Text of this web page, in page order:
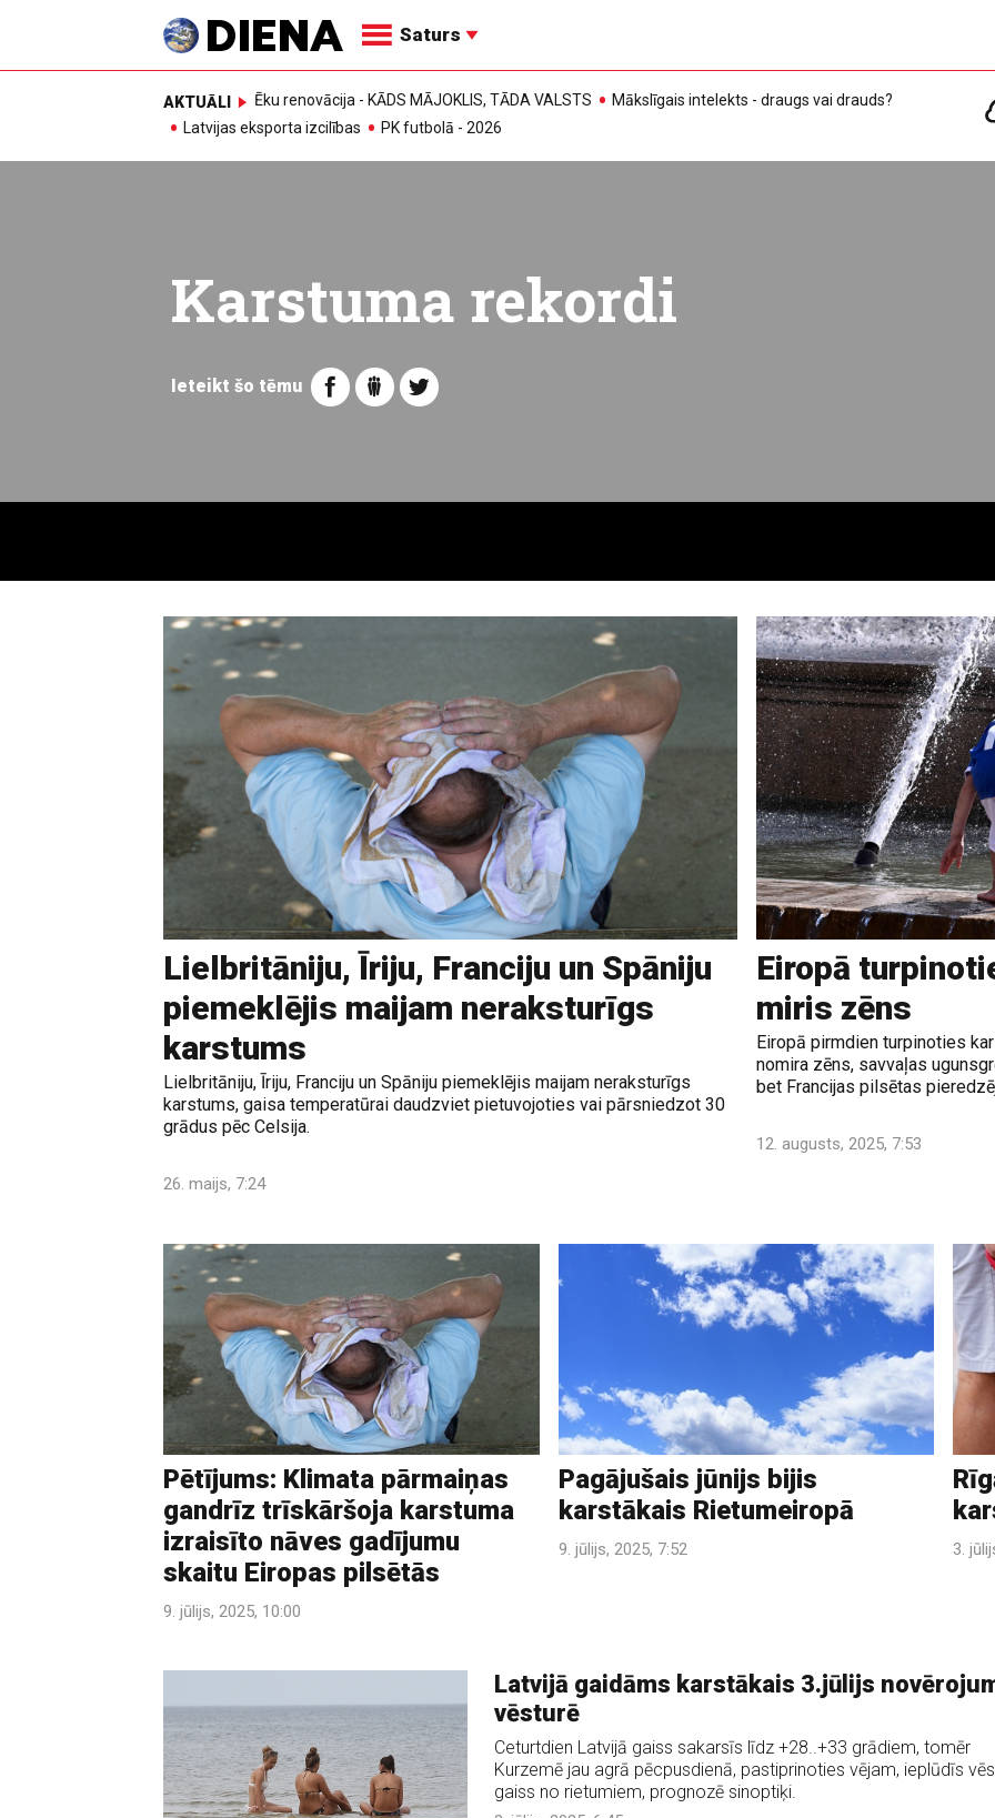
Saturs
AKTUĀLI Ēku renovācija - KĀDS MĀJOKLIS, TĀDA VALSTS
Mākslīgais intelekts - draugs vai drauds?
Latvijas eksporta izcilības
PK futbolā - 2026
Karstuma rekordi
Ieteikt šo tēmu
Lielbritāniju, Īriju, Franciju un Spāniju
piemeklējis maijam neraksturīgs
karstums
Lielbritāniju, Īriju, Franciju un Spāniju piemeklējis maijam neraksturīgs
karstums, gaisa temperatūrai daudzviet pietuvojoties vai pārsniedzot 30
grādus pēc Celsija.
26. maijs, 7:24
Eiropā
miris zēns
Eiropā pirmdien turpinoties
nomira zēns, savvaļas
bet Francijas pilsētas
12. augusts, 2025, 7:53
Pētījums: Klimata pārmaiņas
gandrīz trīskāršoja karstuma
izraisīto nāves gadījumu
skaitu Eiropas pilsētās
9. jūlijs, 2025, 10:00
Pagājušais jūnijs bijis
karstākais Rietumeiropā
9. jūlijs, 2025, 7:52 3.
Latvijā gaidāms karstākais 3.jūlijs
vēsturē
Ceturtdien Latvijā gaiss sakarsīs līdz +28..+33 grādiem, tomēr
Kurzemē jau agrā pēcpusdienā, pastiprinoties vējam, ieplūdīs
gaiss no rietumiem, prognozē sinoptiķi.